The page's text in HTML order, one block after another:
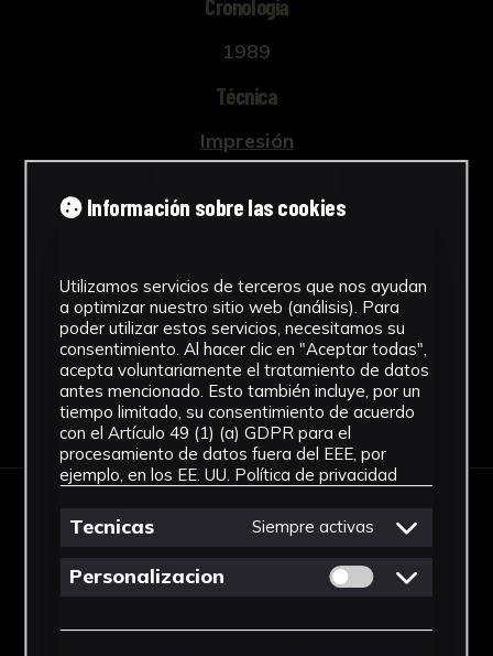
Cronología
1989
Técnica
Impresión
Ver más
Descargar Ficha
IMÁGENES
Información sobre las cookies
Utilizamos servicios de terceros que nos ayudan
a optimizar nuestro sitio web (análisis). Para
poder utilizar estos servicios, necesitamos su
consentimiento. Al hacer clic en "Aceptar todas",
acepta voluntariamente el tratamiento de datos
antes mencionado. Esto también incluye, por un
tiempo limitado, su consentimiento de acuerdo
con el Artículo 49 (1) (a) GDPR para el
procesamiento de datos fuera del EEE, por
ejemplo, en los EE. UU. Política de privacidad
Tecnicas Siempre activas
Personalizacion Permitir cookies